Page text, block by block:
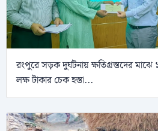
রংপুরে সড়ক দুর্ঘটনায় ক্ষতিগ্রস্তদের
লক্ষ টাকার চেক হস্তা...